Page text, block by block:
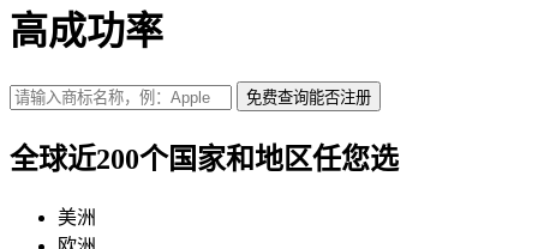
高成功率
免费查询能否注册
全球近200个国家和地区任您选
美洲